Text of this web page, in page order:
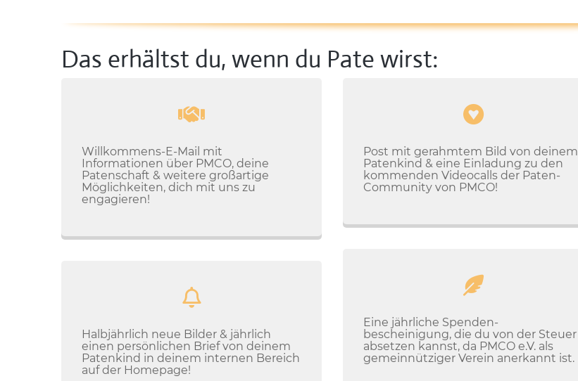
Das erhältst du, wenn du Pate wirst:
Willkommens-E-Mail mit
Informationen über PMCO, deine
Patenschaft & weitere großartige
Möglichkeiten, dich mit uns zu
engagieren!
Halbjährlich neue Bilder & jährlich
einen persönlichen Brief von deinem
Patenkind in deinem internen Bereich
auf der Homepage!
Post mit gerahmtem Bild von deinem
Patenkind & eine Einladung zu den
kommenden Videocalls der Paten-
Community von PMCO!
Eine jährliche Spenden-
bescheinigung, die du von der Steuer
absetzen kannst, da PMCO e.V. als
gemeinnütziger Verein anerkannt ist.